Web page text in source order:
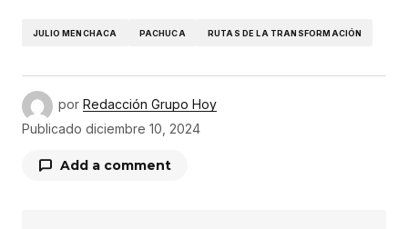
JULIO MENCHACA PACHUCA RUTAS DE LA TRANSFORMACIÓN
por Redacción Grupo Hoy
Publicado diciembre 10, 2024
Add a comment